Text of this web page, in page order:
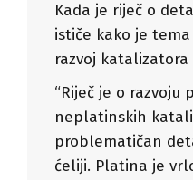
Kada je riječ o
ističe kako je
razvoj katalizatora
“Riječ je o razvoju
neplatinskih
problematičan
ćeliji. Platina je